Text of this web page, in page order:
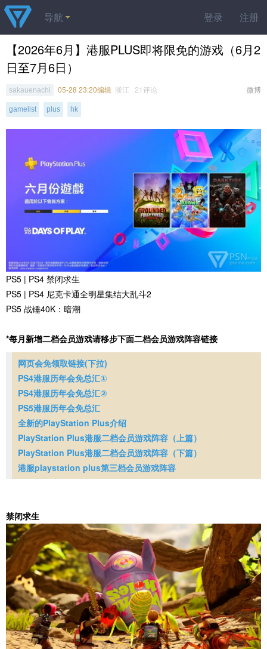
登录 注册
导航
【2026年6月】港服PLUS即将限免的游戏（6月2
日至7月6日）
微博
sakauenachi 05-28 23:20编辑 浙江 21评论
gamelist plus hk
PS5 | PS4 禁闭求生
PS5 | PS4 尼克卡通全明星集结大乱斗2
PS5 战锤40K：暗潮
*每月新增二档会员游戏请移步下面二档会员游戏阵容链接
网页会免领取链接(下拉)
PS4港服历年会免总汇①
PS4港服历年会免总汇②
PS5港服历年会免总汇
全新的PlayStation Plus介绍
PlayStation Plus港服二档会员游戏阵容（上篇）
PlayStation Plus港服二档会员游戏阵容（下篇）
港服playstation plus第三档会员游戏阵容
禁闭求生